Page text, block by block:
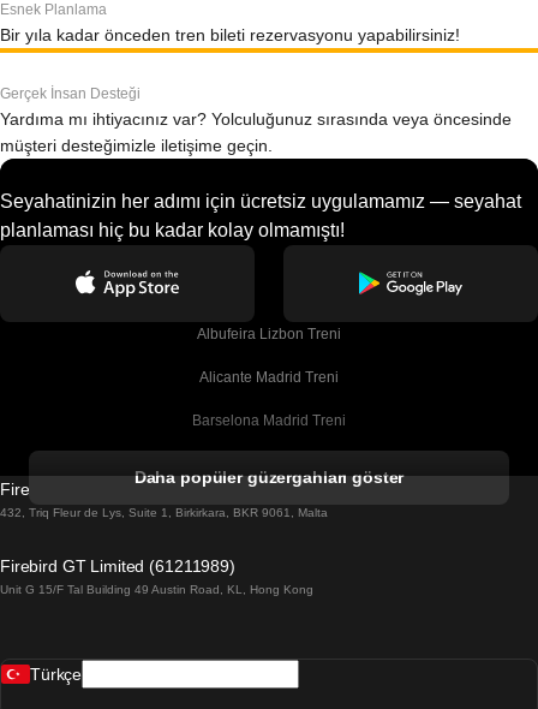
Esnek Planlama
Bir yıla kadar önceden tren bileti rezervasyonu yapabilirsiniz!
Gerçek İnsan Desteği
Yardıma mı ihtiyacınız var? Yolculuğunuz sırasında veya öncesinde
müşteri desteğimizle iletişime geçin.
Seyahatinizin her adımı için ücretsiz uygulamamız — seyahat
planlaması hiç bu kadar kolay olmamıştı!
Albufeira Lizbon Treni
Alicante Madrid Treni
Barselona Madrid Treni
Barselona Sevilla Treni
Belfast Dublin Treni
Daha popüler güzergahları göster
Firebird GT Limited (OC 1451)
432, Triq Fleur de Lys, Suite 1, Birkirkara, BKR 9061, Malta
Firebird GT Limited (61211989)
Unit G 15/F Tal Building 49 Austin Road, KL, Hong Kong
Türkçe